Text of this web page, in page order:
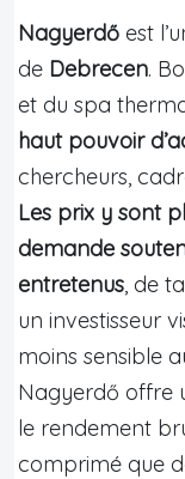
Nagyerdő est
de Debrecen.
et du spa
haut pouvoir
chercheurs,
Les prix y sont
demande
entretenus, de
un investisseur
moins sensible
Nagyerdő offre
le rendement
comprimé que